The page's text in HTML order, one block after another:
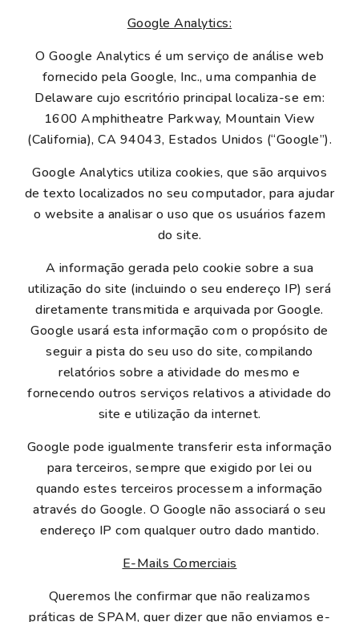
Google Analytics:
O Google Analytics é um serviço de análise web
fornecido pela Google, Inc., uma companhia de
Delaware cujo escritório principal localiza-se em:
1600 Amphitheatre Parkway, Mountain View
(California), CA 94043, Estados Unidos (“Google”).
Google Analytics utiliza cookies, que são arquivos
de texto localizados no seu computador, para ajudar
o website a analisar o uso que os usuários fazem
do site.
A informação gerada pelo cookie sobre a sua
utilização do site (incluindo o seu endereço IP) será
diretamente transmitida e arquivada por Google.
Google usará esta informação com o propósito de
seguir a pista do seu uso do site, compilando
relatórios sobre a atividade do mesmo e
fornecendo outros serviços relativos a atividade do
site e utilização da internet.
Google pode igualmente transferir esta informação
para terceiros, sempre que exigido por lei ou
quando estes terceiros processem a informação
através do Google. O Google não associará o seu
endereço IP com qualquer outro dado mantido.
E-Mails Comerciais
Queremos lhe confirmar que não realizamos
práticas de SPAM, quer dizer que não enviamos e-